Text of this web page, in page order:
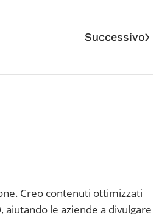
Successivo
Creo contenuti ottimizzati
aiutando le aziende a divulgare